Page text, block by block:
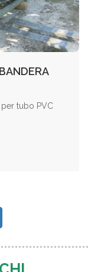
tubo PVC